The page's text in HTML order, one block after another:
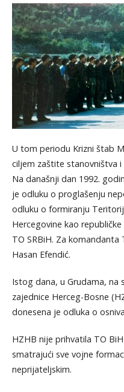
U tom periodu Krizni štab
ciljem zaštite stanovništva
Na današnji dan 1992.
je odluku o proglašenju
odluku o formiranju
Hercegovine kao
TO SRBiH. Za
Hasan Efendić.
Istog dana, u Grudama, na
zajednice Herceg-Bosne
donesena je odluka o
HZHB nije prihvatila TO
smatrajući sve vojne
neprijateljskim.